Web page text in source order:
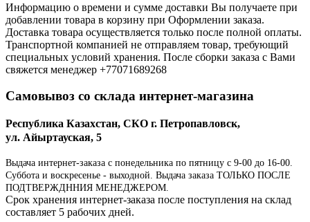
Информацию о времени и сумме доставки Вы получаете при
добавлении товара в корзину при Оформлении заказа.
Доставка товара осуществляется только после полной оплаты.
Транспортной компанией не отправляем товар, требующий
специальных условий хранения. После сборки заказа с Вами
свяжется менеджер +77071689268
Самовывоз со склада интернет-магазина
Республика Казахстан, СКО г. Петропавловск,
ул. Айыртауская, 5
Выдача интернет-заказа с понедельника по пятницу с 9-00 до 16-00.
Суббота и воскресенье - выходной. Выдача заказа ТОЛЬКО ПОСЛЕ
ПОДТВЕРЖДННИЯ МЕНЕДЖЕРОМ.
Срок хранения интернет-заказа после поступления на склад
составляет 5 рабочих дней.